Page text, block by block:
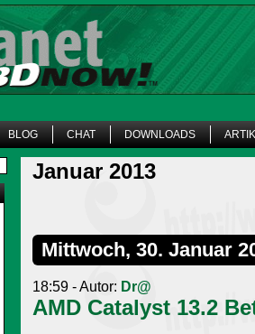
BLOG CHAT DOWNLOADS
Januar 2013
Mittwoch, 30. Januar
18:59 - Autor: Dr@
AMD Catalyst 13.2